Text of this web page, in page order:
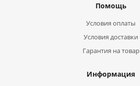
Помощь
Условия оплаты
Условия доставки
Гарантия на товар
Информация